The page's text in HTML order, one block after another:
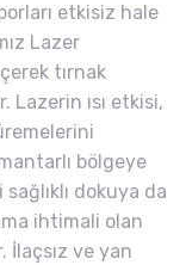
etkisiz hale
Lazer
tırnak
Lazerin ısı etkisi,
bölgeye
dokuya da
ihtimali olan
İlaçsız ve yan